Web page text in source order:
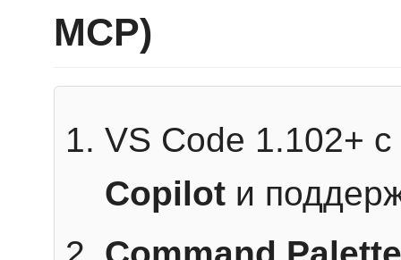
MCP)
VS Code 1.102+
Copilot и